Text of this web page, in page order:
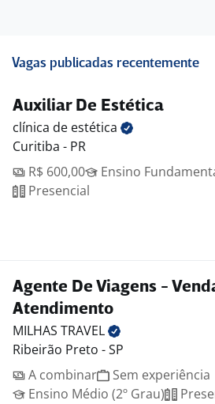
Vagas publicadas recentemente
Auxiliar De Estética
clínica de estética
Curitiba - PR
R$ 600,00
Ensino
Presencial
Agente De Viagens -
Atendimento
MILHAS TRAVEL
Ribeirão Preto - SP
A combinar
Sem experiência
Ensino Médio (2º Grau)